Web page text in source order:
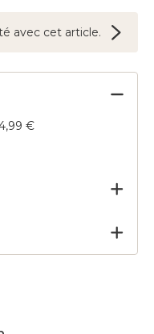
avec cet article.
€